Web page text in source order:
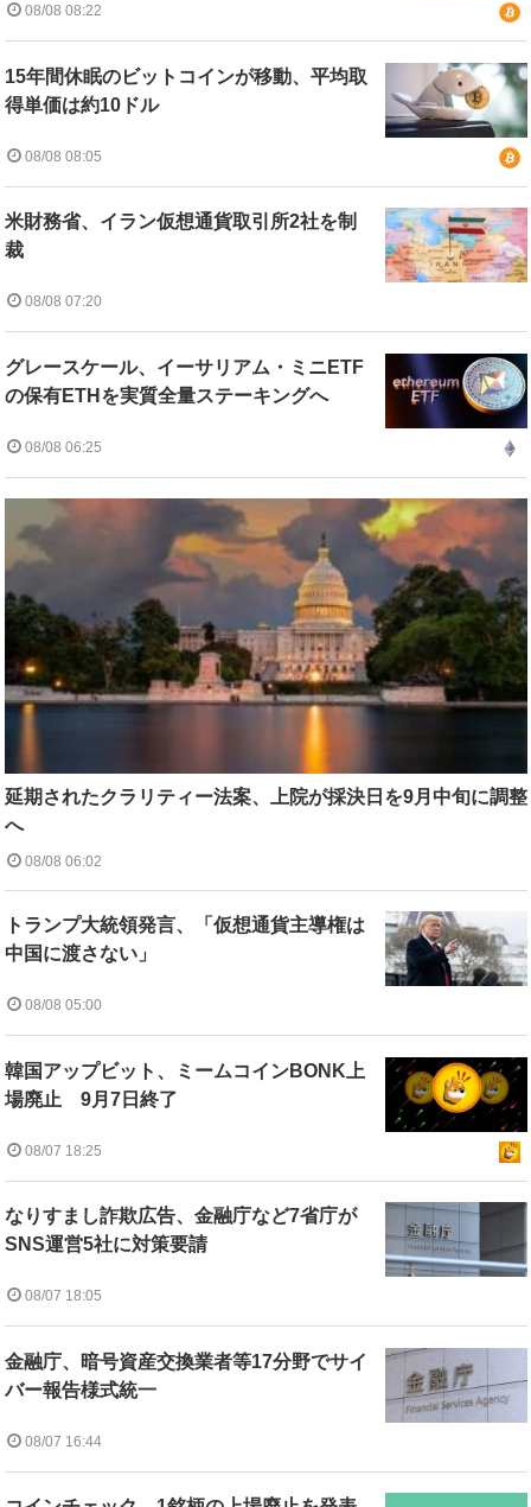
08/08 08:22
15年間休眠のビットコインが移動、平均取
得単価は約10ドル
08/08 08:05
米財務省、イラン仮想通貨取引所2社を制
裁
08/08 07:20
グレースケール、イーサリアム・ミニETF
の保有ETHを実質全量ステーキングへ
08/08 06:25
延期されたクラリティー法案、上院が採決日を9月中旬に調整
へ
08/08 06:02
トランプ大統領発言、「仮想通貨主導権は
中国に渡さない」
08/08 05:00
韓国アップビット、ミームコインBONK上
場廃止 9月7日終了
08/07 18:25
なりすまし詐欺広告、金融庁など7省庁が
SNS運営5社に対策要請
08/07 18:05
金融庁、暗号資産交換業者等17分野でサイ
バー報告様式統一
08/07 16:44